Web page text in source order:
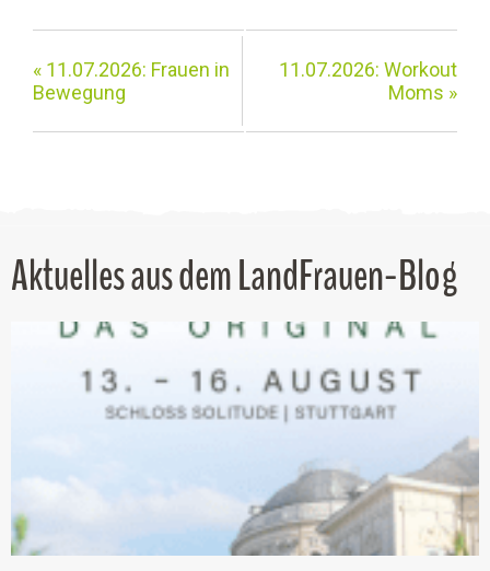
« 11.07.2026: Frauen in
Bewegung
11.07.2026: Workout
Moms »
Aktuelles aus dem LandFrauen-Blog